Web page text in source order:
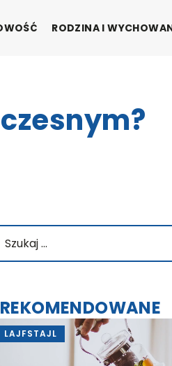
RODZINA I
REKOMENDOWANE
LAJFSTAJL